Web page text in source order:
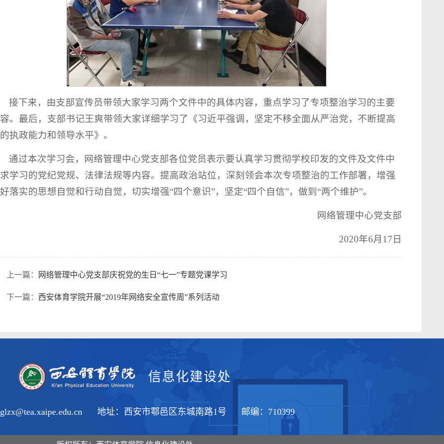
接下来，由支部宣传员带领大家学习两个文件中的具体内容，重点学习了专项整治学习的主要
。最后，支部书记王爽带领大家详细学习了《习近平强调，坚定不移全面从严治党，不断提高
执政能力和领导水平》。
通过本次学习会，网络管理中心党支部各位党员表示要认真学习贯彻学校印发的文件及文件中
学习的党纪党规、法律法规等内容。提高政治站位，深刻领会本次专项整治的工作部署，增强
落实的思想自觉和行动自觉，切实增强“四个意识”，坚定“四个自信”，做到“两个维护”。
网络管理中心党支部
2020年6月17日
上一篇： 网络管理中心党支部庆祝党的生日“七一”专题党课学习
下一篇： 西安体育学院开展“2019年网络安全宣传周”系列活动
信息化建设处
地址：西安市鄠邑区东城南路1号 邮编：710399